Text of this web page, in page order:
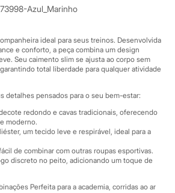
Azul_Marinho
ideal para seus treinos. Desenvolvida
e conforto, a peça combina um design
Seu caimento slim se ajusta ao corpo sem
total liberdade para qualquer atividade
detalhes pensados para o seu bem-estar:
redondo e cavas tradicionais, oferecendo
moderno.
um tecido leve e respirável, ideal para a
de combinar com outras roupas esportivas.
discreto no peito, adicionando um toque de
Perfeita para a academia, corridas ao ar